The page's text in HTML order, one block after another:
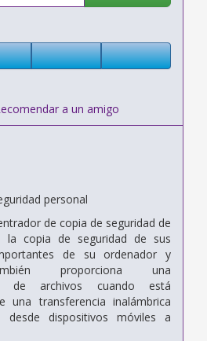
a un amigo
personal
de copia de seguridad de
la copia de seguridad de sus
de su ordenador y
proporciona una
de archivos cuando está
una transferencia inalámbrica
desde dispositivos móviles a